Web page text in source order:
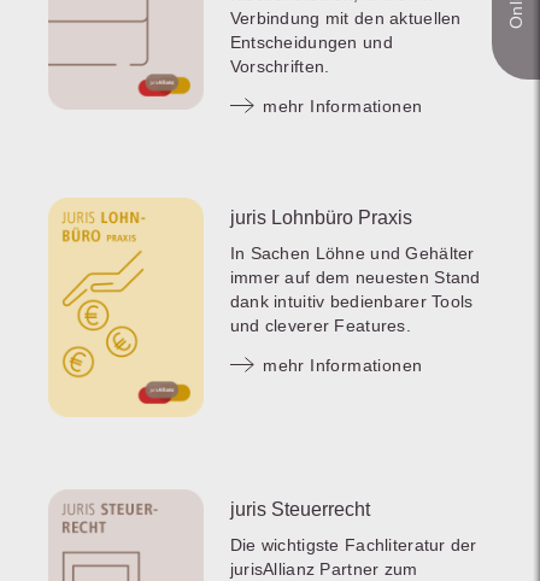
Verbindung mit den aktuellen
Entscheidungen und
Vorschriften.
mehr Informationen
juris Lohnbüro Praxis
In Sachen Löhne und Gehälter
immer auf dem neuesten Stand
dank intuitiv bedienbarer Tools
und cleverer Features.
mehr Informationen
juris Steuerrecht
Die wichtigste Fachliteratur der
jurisAllianz Partner zum